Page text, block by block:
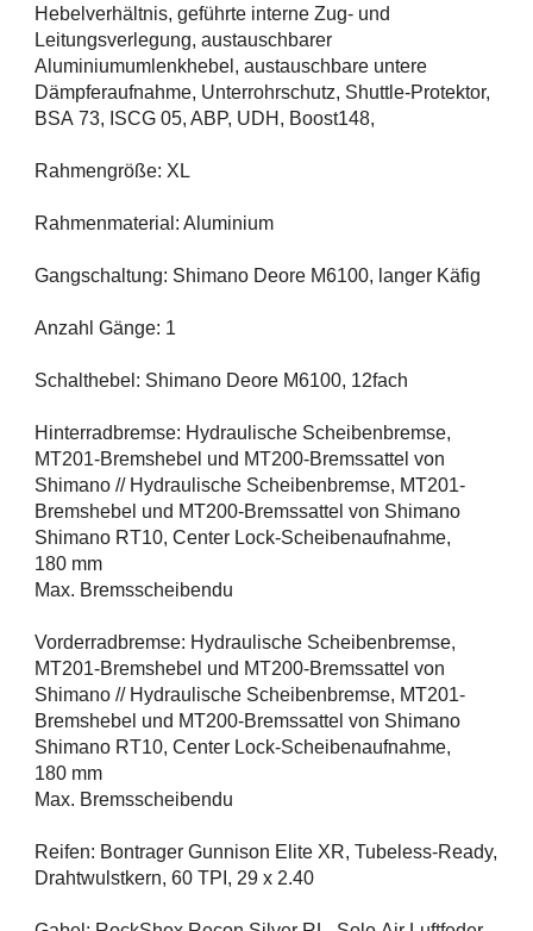
Hebelverhältnis, geführte interne Zug- und
Leitungsverlegung, austauschbarer
Aluminiumumlenkhebel, austauschbare untere
Dämpferaufnahme, Unterrohrschutz, Shuttle-Protektor,
BSA 73, ISCG 05, ABP, UDH, Boost148,
Rahmengröße: XL
Rahmenmaterial: Aluminium
Gangschaltung: Shimano Deore M6100, langer Käfig
Anzahl Gänge: 1
Schalthebel: Shimano Deore M6100, 12fach
Hinterradbremse: Hydraulische Scheibenbremse,
MT201-Bremshebel und MT200-Bremssattel von
Shimano // Hydraulische Scheibenbremse, MT201-
Bremshebel und MT200-Bremssattel von Shimano
Shimano RT10, Center Lock-Scheibenaufnahme,
180 mm
Max. Bremsscheibendu
Vorderradbremse: Hydraulische Scheibenbremse,
MT201-Bremshebel und MT200-Bremssattel von
Shimano // Hydraulische Scheibenbremse, MT201-
Bremshebel und MT200-Bremssattel von Shimano
Shimano RT10, Center Lock-Scheibenaufnahme,
180 mm
Max. Bremsscheibendu
Reifen: Bontrager Gunnison Elite XR, Tubeless-Ready,
Drahtwulstkern, 60 TPI, 29 x 2.40